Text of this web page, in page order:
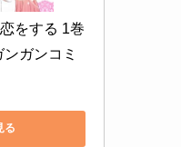
をする 1巻
ガンコミ
る